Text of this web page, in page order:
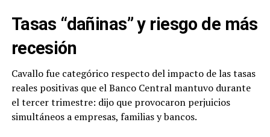
Tasas “dañinas” y riesgo de más
recesión
Cavallo fue categórico respecto del impacto de las tasas
reales positivas que el Banco Central mantuvo durante
el tercer trimestre: dijo que provocaron perjuicios
simultáneos a empresas, familias y bancos.